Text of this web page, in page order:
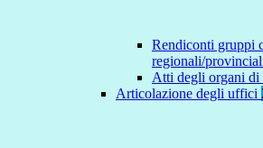
Rendiconti gruppi
regionali/
Atti degli organi di
Articolazione degli uffici